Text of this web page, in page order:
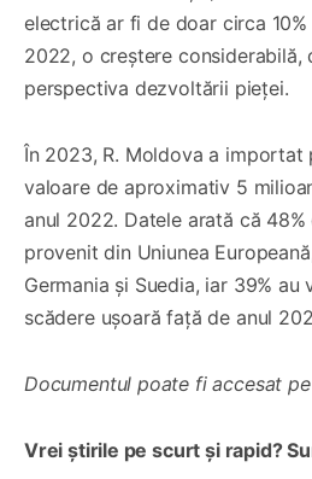
electrică ar fi de doar circa
2022, o creștere considerabilă,
perspectiva dezvoltării pieței.
În 2023, R. Moldova a importat
valoare de aproximativ 5
anul 2022. Datele arată că
provenit din Uniunea
Germania și Suedia, iar 39% au
scădere ușoară față de anul
Documentul poate fi accesat
Vrei știrile pe scurt și rapid?